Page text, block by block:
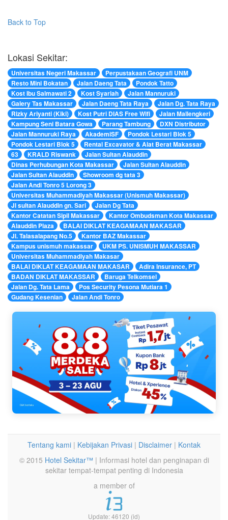
Back to Top
Lokasi Sekitar:
Universitas Negeri Makassar
Perpustakaan Geografi UNM
Resto Mini Bokatan
Jalan Daeng Tata
Pondok Tatto
Kost Ibu Salmawati 2
Kost Syariah
Jalan Mannuruki
Galery Tas Makassar
Jalan Daeng Tata Raya
Jalan Dg. Tata Raya
Rizky Ariyanti (Kiki)
Kost Putri DIAS Free Wifi
Jalan Mallengkeri
Kampung Seni Batara Gowa
Parang Tambung
DXN Distributor
Jalan Mannuruki Raya
AkademiSF
Pondok Lestari Blok 5
Pondok Lestari Blok 5
Rental Excavator & Alat Berat Makassar
63
KRALD Riswank
Jalan Sultan Alauddin
Dinas Perhubungan Kota Makassar
Jalan Sultan Alauddin
Jalan Sultan Alauddin
Showroom dg tata 3
Jalan Andi Tonro 5 Lorong 3
Universitas Muhammadiyah Makassar (Unismuh Makassar)
Jl sultan Alauddin gn. Sari
Jalan Dg Tata
Kantor Catatan Sipil Makassar
Kantor Ombudsman Kota Makassar
Alauddin Plaza
BALAI DIKLAT KEAGAMAAN MAKASAR
Jl. Talasalapang No.5
Kantor BAZ Makassar
Kampus unismuh makassar
UKM PS. UNISMUH MAKASSAR
Universitas Muhammadiyah Makasar
BALAI DIKLAT KEAGAMAAN MAKASAR
Adira Insurance, PT
BADAN DIKLAT MAKASSAR
Baruga Telkomsel
Jalan Dg. Tata Lama
Pos Security Pesona Mutiara 1
Gudang Kesenian
Jalan Andi Tonro
Tentang kami | Kebijakan Privasi | Disclaimer | Kontak
© 2015 Hotel Sekitar™ | Informasi hotel dan penginapan di
sekitar tempat-tempat penting di Indonesia
a member of
Update: 46120 (id)